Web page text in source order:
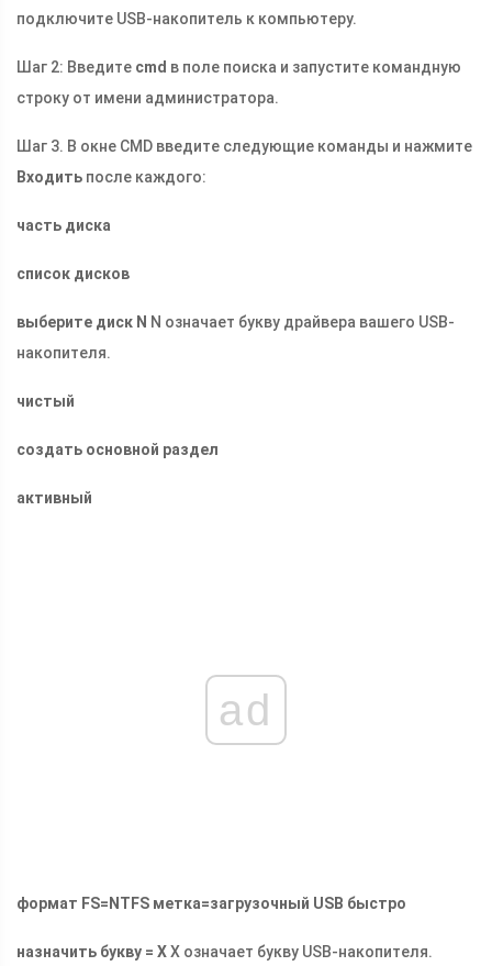
подключите USB-накопитель к компьютеру.
Шаг 2: Введите cmd в поле поиска и запустите командную
строку от имени администратора.
Шаг 3. В окне CMD введите следующие команды и нажмите
Входить после каждого:
часть диска
список дисков
выберите диск N N означает букву драйвера вашего USB-
накопителя.
чистый
создать основной раздел
активный
ad
формат FS=NTFS метка=загрузочный USB быстро
назначить букву = XX означает букву USB-накопителя.